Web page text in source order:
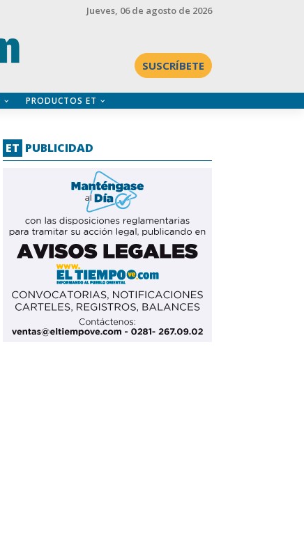
Jueves, 06 de agosto de 2026
SUSCRÍBETE
PRODUCTOS ET
ET PUBLICIDAD